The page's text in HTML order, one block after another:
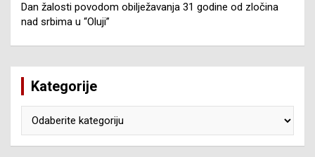
Dan žalosti povodom obilježavanja 31 godine od zločina
nad srbima u “Oluji”
Kategorije